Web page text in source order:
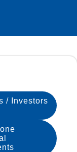
/ Investors